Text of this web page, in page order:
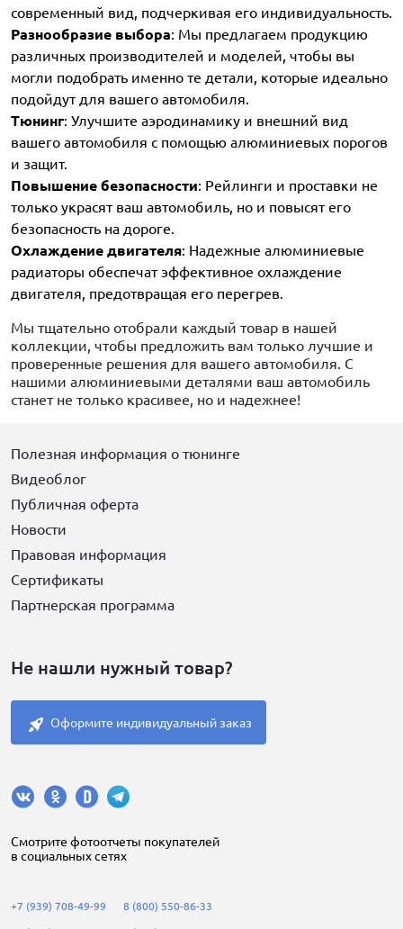
современный вид, подчеркивая его индивидуальность.
Разнообразие выбора: Мы предлагаем продукцию
различных производителей и моделей, чтобы вы
могли подобрать именно те детали, которые идеально
подойдут для вашего автомобиля.
Тюнинг: Улучшите аэродинамику и внешний вид
вашего автомобиля с помощью алюминиевых порогов
и защит.
Повышение безопасности: Рейлинги и проставки не
только украсят ваш автомобиль, но и повысят его
безопасность на дороге.
Охлаждение двигателя: Надежные алюминиевые
радиаторы обеспечат эффективное охлаждение
двигателя, предотвращая его перегрев.
Мы тщательно отобрали каждый товар в нашей
коллекции, чтобы предложить вам только лучшие и
проверенные решения для вашего автомобиля. С
нашими алюминиевыми деталями ваш автомобиль
станет не только красивее, но и надежнее!
Полезная информация о тюнинге
Видеоблог
Публичная оферта
Новости
Правовая информация
Сертификаты
Партнерская программа
Не нашли нужный товар?
Оформите индивидуальный заказ
Cмотрите фотоотчеты покупателей
в социальных сетях
+7 (939) 708-49-99 8 (800) 550-86-33